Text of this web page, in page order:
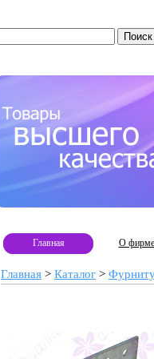
Главная О фирме
Главная > Каталог >